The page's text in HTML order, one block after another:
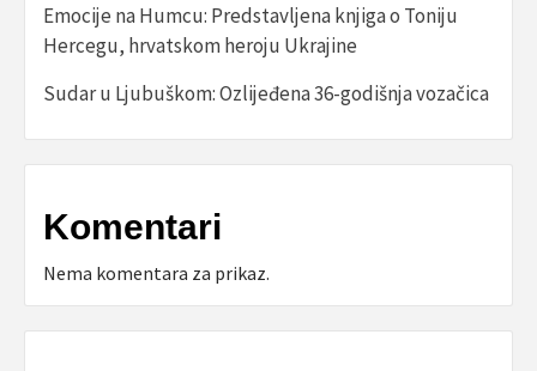
Emocije na Humcu: Predstavljena knjiga o Toniju
Hercegu, hrvatskom heroju Ukrajine
Sudar u Ljubuškom: Ozlijeđena 36-godišnja vozačica
Komentari
Nema komentara za prikaz.